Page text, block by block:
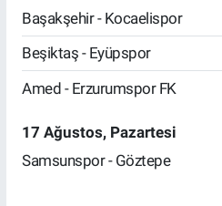
Başakşehir - Kocaelispor
Beşiktaş - Eyüpspor
Amed - Erzurumspor FK
17 Ağustos, Pazartesi
Samsunspor - Göztepe